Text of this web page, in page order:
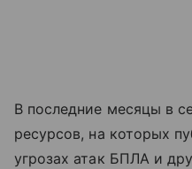
В последние месяцы в
ресурсов, на которых
угрозах атак БПЛА и